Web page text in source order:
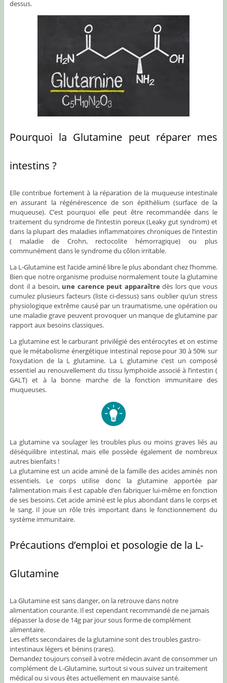
dessus.
Pourquoi la Glutamine peut réparer mes
intestins ?
Elle contribue fortement à la réparation de la muqueuse intestinale
en assurant la régénérescence de son épithélium (surface de la
muqueuse). C’est pourquoi elle peut être recommandée dans le
traitement du syndrome de l’intestin poreux (Leaky gut syndrom) et
dans la plupart des maladies inflammatoires chroniques de l’intestin
( maladie de Crohn, rectocolite hémorragique) ou plus
communément dans le syndrome du côlon irritable.
La L-Glutamine est l’acide aminé libre le plus abondant chez l’homme.
Bien que notre organisme produise normalement toute la glutamine
dont il a besoin, une carence peut apparaître dès lors que vous
cumulez plusieurs facteurs (liste ci-dessus) sans oublier qu’un stress
physiologique extrême causé par un traumatisme, une opération ou
une maladie grave peuvent provoquer un manque de glutamine par
rapport aux besoins classiques.
La glutamine est le carburant privilégié des entérocytes et on estime
que le métabolisme énergétique intestinal repose pour 30 à 50% sur
l’oxydation de la L glutamine. La L glutamine c’est un composé
essentiel au renouvellement du tissu lymphoïde associé à l’intestin (
GALT) et à la bonne marche de la fonction immunitaire des
muqueuses.
La glutamine va soulager les troubles plus ou moins graves liés au
déséquilibre intestinal, mais elle possède également de nombreux
autres bienfaits !
La glutamine est un acide aminé de la famille des acides aminés non
essentiels. Le corps utilise donc la glutamine apportée par
l’alimentation mais il est capable d’en fabriquer lui-même en fonction
de ses besoins. Cet acide aminé est le plus abondant dans le corps et
le sang. Il joue un rôle très important dans le fonctionnement du
système immunitaire.
Précautions d’emploi et posologie de la L-
Glutamine
La Glutamine est sans danger, on la retrouve dans notre
alimentation courante. Il est cependant recommandé de ne jamais
dépasser la dose de 14g par jour sous forme de complément
alimentaire.
Les effets secondaires de la glutamine sont des troubles gastro-
intestinaux légers et bénins (rares).
Demandez toujours conseil à votre médecin avant de consommer un
complément de L-Glutamine, surtout si vous suivez un traitement
médical ou si vous êtes actuellement en mauvaise santé.